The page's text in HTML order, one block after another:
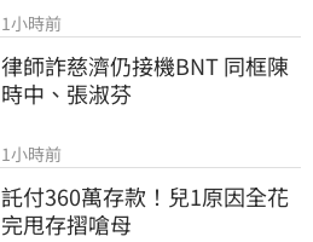
1小時前
律師詐慈濟仍接機BNT 同框陳
時中、張淑芬
1小時前
託付360萬存款！兒1原因全花
完甩存摺嗆母